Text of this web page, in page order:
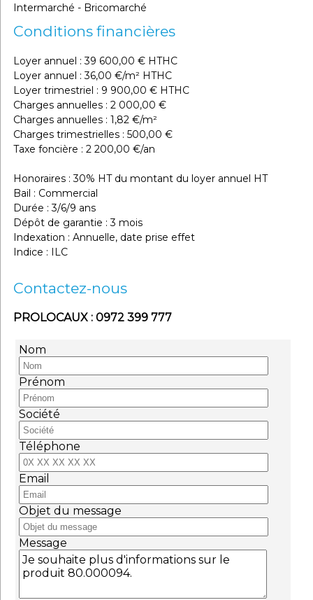
Intermarché - Bricomarché
Conditions financières
Loyer annuel : 39 600,00 € HTHC
Loyer annuel : 36,00 €/m² HTHC
Loyer trimestriel : 9 900,00 € HTHC
Charges annuelles : 2 000,00 €
Charges annuelles : 1,82 €/m²
Charges trimestrielles : 500,00 €
Taxe foncière : 2 200,00 €/an
Honoraires : 30% HT du montant du loyer annuel HT
Bail : Commercial
Durée : 3/6/9 ans
Dépôt de garantie : 3 mois
Indexation : Annuelle, date prise effet
Indice : ILC
Contactez-nous
PROLOCAUX : 0972 399 777
Nom
Prénom
Société
Téléphone
Email
Objet du message
Message